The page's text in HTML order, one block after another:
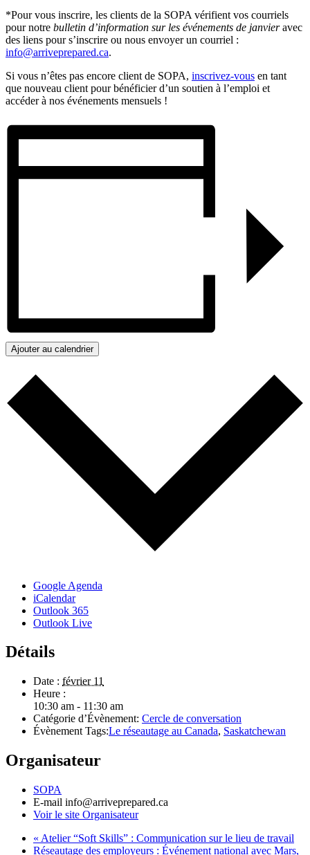
*Pour vous inscrire, les clients de la SOPA vérifient vos courriels
pour notre bulletin d’information sur les événements de janvieravec
des liens pour s’inscrire ou nous envoyer un courriel :
info@arriveprepared.ca.
Si vous n’êtes pas encore client de SOPA, inscrivez-vous en tant
que nouveau client pour bénéficier d’un soutien à l’emploi et
accéder à nos événements mensuels !
Ajouter au calendrier
Google Agenda
iCalendar
Outlook 365
Outlook Live
Détails
Date : février 11
Heure :
10:30 am - 11:30 am
Catégorie d’Évènement: Cercle de conversation
Évènement Tags:Le réseautage au Canada, Saskatchewan
Organisateur
SOPA
E-mail info@arriveprepared.ca
Voir le site Organisateur
« Atelier “Soft Skills” : Communication sur le lieu de travail
Réseautage des employeurs : Événement national avec Mars,